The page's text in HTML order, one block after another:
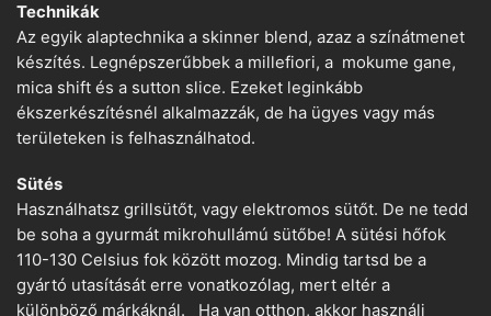
Technikák
Az egyik alaptechnika a skinner blend, azaz a színátmenet
készítés. Legnépszerűbbek a millefiori, a mokume gane,
mica shift és a sutton slice. Ezeket leginkább
ékszerkészítésnél alkalmazzák, de ha ügyes vagy más
területeken is felhasználhatod.
Sütés
Használhatsz grillsütőt, vagy elektromos sütőt. De ne tedd
be soha a gyurmát mikrohullámú sütőbe! A sütési hőfok
110-130 Celsius fok között mozog. Mindig tartsd be a
gyártó utasítását erre vonatkozólag, mert eltér a
különböző márkáknál. Ha van otthon, akkor használj